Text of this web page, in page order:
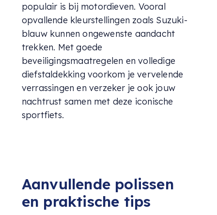
populair is bij motordieven. Vooral
opvallende kleurstellingen zoals Suzuki-
blauw kunnen ongewenste aandacht
trekken. Met goede
beveiligingsmaatregelen en volledige
diefstaldekking voorkom je vervelende
verrassingen en verzeker je ook jouw
nachtrust samen met deze iconische
sportfiets.
Aanvullende polissen
en praktische tips